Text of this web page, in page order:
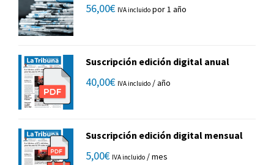
56,00€ IVA incluido por 1 año
Suscripción edición digital anual
40,00€ IVA incluido / año
Suscripción edición digital mensual
5,00€ IVA incluido / mes